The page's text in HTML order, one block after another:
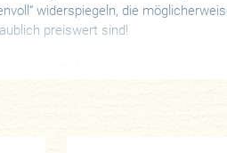
widerspiegeln, die
preiswert sind!
viel wie „Goldbrunnen“ und